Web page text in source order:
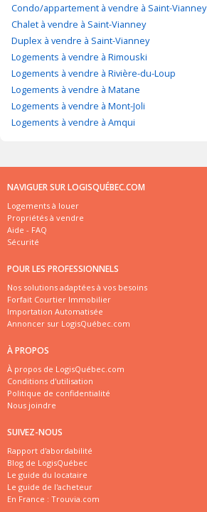
Condo/appartement à vendre à Saint-Vianney
Chalet à vendre à Saint-Vianney
Duplex à vendre à Saint-Vianney
Logements à vendre à Rimouski
Logements à vendre à Rivière-du-Loup
Logements à vendre à Matane
Logements à vendre à Mont-Joli
Logements à vendre à Amqui
NAVIGUER SUR LOGISQUÉBEC.COM
Logements à louer
Propriétés à vendre
Aide - FAQ
Sécurité
POUR LES PROFESSIONNELS
Nos solutions adaptées à vos besoins
Forfait Courtier Immobilier
Importation Automatisée
Annoncer sur LogisQuébec.com
À PROPOS
À propos de LogisQuébec.com
Conditions d'utilisation
Politique de confidentialité
Nous joindre
SUIVEZ-NOUS
Rapport d'abordabilité
Blog de LogisQuébec
Le guide du locataire
Le guide de l'acheteur
En France : Trouvia.com